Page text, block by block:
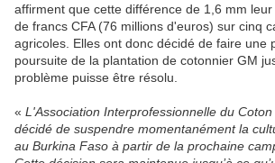
affirment que cette différence de 1,6 mm
de francs CFA (76 millions d'euros) sur cinq
agricoles. Elles ont donc décidé de faire une
poursuite de la plantation de cotonnier GM
problème puisse être résolu.
« L'Association Interprofessionnelle du
décidé de suspendre momentanément la
au Burkina Faso à partir de la prochaine